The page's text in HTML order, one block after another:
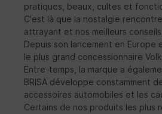
pratiques, beaux, cultes et
C'est là que la nostalgie
attrayant et nos meilleurs
Depuis son lancement en
le plus grand concessionnaire
Entre-temps, la marque a
BRISA développe constamment
accessoires automobiles et les
Certains de nos produits les